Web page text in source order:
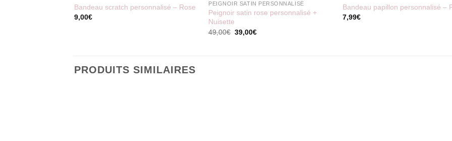
Bandeau scratch personnalisé – Rose
9,00€
PEIGNOIR SATIN PERSONNALISÉ
Peignoir satin rose personnalisé +
Nuisette
49,00€ Le
39,00€Le
Bandeau papillon personnalisé –
7,99€
PRODUITS SIMILAIRES